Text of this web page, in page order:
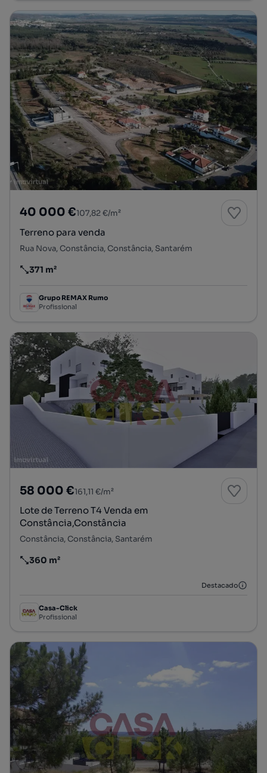
40 000 €107,82 €/m²
Terreno para venda
Rua Nova, Constância, Constância, Santarém
Preço por metro quadrado
371 m²
Grupo REMAX Rumo
Profissional
58 000 €161,11 €/m²
Lote de Terreno T4 Venda em
Constância,Constância
Constância, Constância, Santarém
Preço por metro quadrado
360 m²
Destacado
Casa-Click
Profissional